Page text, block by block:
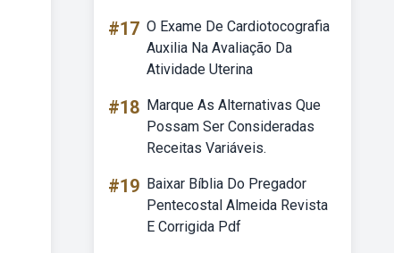
#17 O Exame De Cardiotocografia
Auxilia Na Avaliação Da
Atividade Uterina
#18 Marque As Alternativas Que
Possam Ser Consideradas
Receitas Variáveis.
#19 Baixar Bíblia Do Pregador
Pentecostal Almeida Revista
E Corrigida Pdf